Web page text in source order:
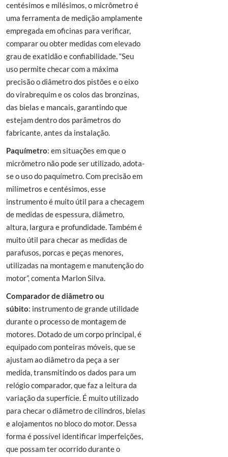
centésimos e milésimos, o micrômetro é
uma ferramenta de medição amplamente
empregada em oficinas para verificar,
comparar ou obter medidas com elevado
grau de exatidão e confiabilidade. “Seu
uso permite checar com a máxima
precisão o diâmetro dos pistões e o eixo
do virabrequim e os colos das bronzinas,
das bielas e mancais, garantindo que
estejam dentro dos parâmetros do
fabricante, antes da instalação.
Paquímetro: em situações em que o
micrômetro não pode ser utilizado, adota-
se o uso do paquímetro. Com precisão em
milímetros e centésimos, esse
instrumento é muito útil para a checagem
de medidas de espessura, diâmetro,
altura, largura e profundidade. Também é
muito útil para checar as medidas de
parafusos, porcas e peças menores,
utilizadas na montagem e manutenção do
motor”, comenta Marlon Silva.
Comparador de diâmetro ou
súbito: instrumento de grande utilidade
durante o processo de montagem de
motores. Dotado de um corpo principal, é
equipado com ponteiras móveis, que se
ajustam ao diâmetro da peça a ser
medida, transmitindo os dados para um
relógio comparador, que faz a leitura da
variação da superfície. É muito utilizado
para checar o diâmetro de cilindros, bielas
e alojamentos no bloco do motor. Dessa
forma é possível identificar imperfeições,
que possam ter ocorrido durante o